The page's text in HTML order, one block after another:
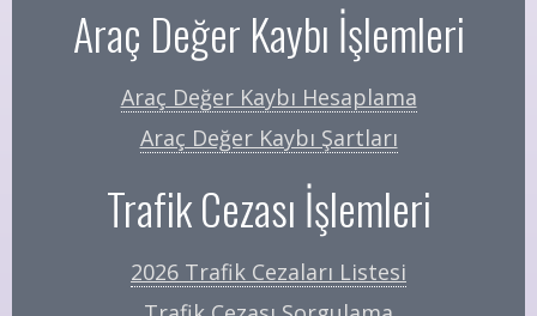
Araç Değer Kaybı İşlemleri
Araç Değer Kaybı Hesaplama
Araç Değer Kaybı Şartları
Trafik Cezası İşlemleri
2026 Trafik Cezaları Listesi